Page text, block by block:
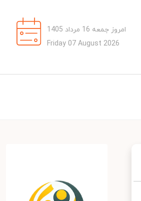
امروز جمعه 16 مرداد 1405
Friday 07 August 2026